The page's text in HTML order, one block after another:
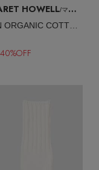
HOWELL/マーガレット・ハウエル
WOMEN ORGANIC COTTON SOCKS